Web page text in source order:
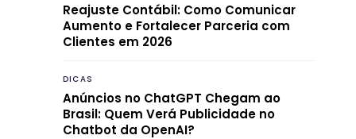
Reajuste Contábil: Como Comunicar
Aumento e Fortalecer Parceria com
Clientes em 2026
DICAS
Anúncios no ChatGPT Chegam ao
Brasil: Quem Verá Publicidade no
Chatbot da OpenAI?